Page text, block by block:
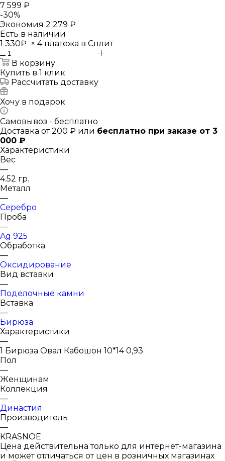
7 599 ₽
-30%
Экономия 2 279 ₽
Есть в наличии
1 330₽ × 4 платежа в Сплит
В корзину
Купить в 1 клик
Рассчитать доставку
Хочу в подарок
Самовывоз - бесплатно
Доставка от 200 ₽ или бесплатно при заказе от 3
000 ₽
Характеристики
Вес
—
4.52 гр.
Металл
—
Серебро
Проба
—
Ag 925
Обработка
—
Оксидирование
Вид вставки
—
Поделочные камни
Вставка
—
Бирюза
Характеристики
—
1 Бирюза Овал Кабошон 10*14 0,93
Пол
—
Женщинам
Коллекция
—
Династия
Производитель
—
KRASNOE
Цена действительна только для интернет-магазина
и может отличаться от цен в розничных магазинах